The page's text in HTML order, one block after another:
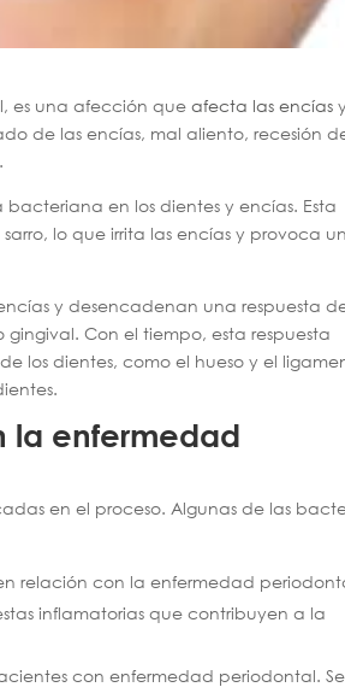
es una afección queafecta las encías
de las encías, mal aliento, recesión
en los dientes y encías. Esta
lo que irrita las encías y provoca
y desencadenan una respuesta
Con el tiempo, esta respuesta
los dientes, como el hueso y el
la enfermedad
en el proceso. Algunas de las
relación con la enfermedad
inflamatorias que contribuyen a la
con enfermedad periodontal.